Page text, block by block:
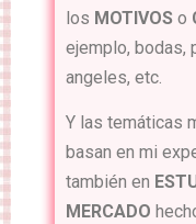
los MOTIVOS o
ejemplo, bodas,
angeles, etc.
Y las temáticas
basan en mi
también en
MERCADO